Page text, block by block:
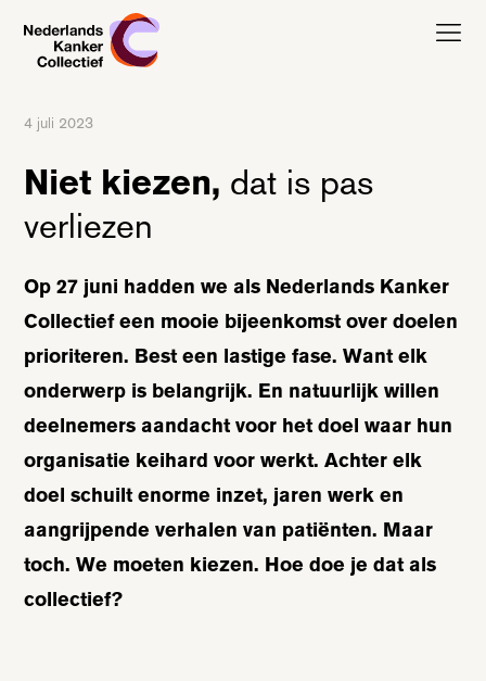
Nederlands Kanker Collectief, terug naar de homepagina
4 juli 2023
Niet kiezen, dat is pas
verliezen
Op 27 juni hadden we als Nederlands Kanker
Collectief een mooie bijeenkomst over doelen
prioriteren. Best een lastige fase. Want elk
onderwerp is belangrijk. En natuurlijk willen
deelnemers aandacht voor het doel waar hun
organisatie keihard voor werkt. Achter elk
doel schuilt enorme inzet, jaren werk en
aangrijpende verhalen van patiënten. Maar
toch. We moeten kiezen. Hoe doe je dat als
collectief?